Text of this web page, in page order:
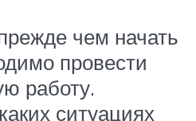
чем начать
провести
работу.
ситуациях